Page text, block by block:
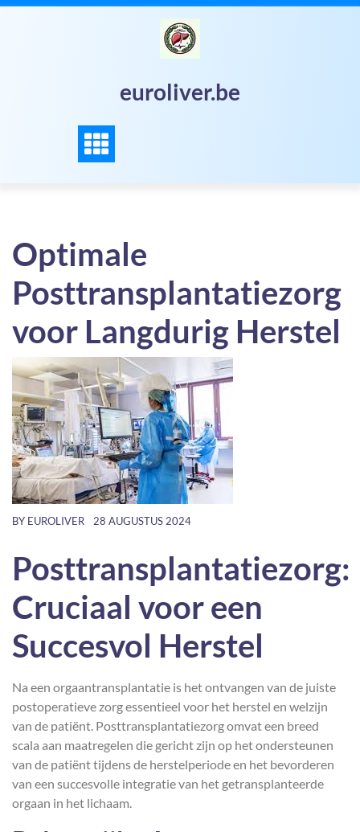
Skip
euroliver.be
Optimale
Posttransplantatiezorg
voor Langdurig Herstel
BY EUROLIVER 28 AUGUSTUS 2024
Posttransplantatiezorg:
Cruciaal voor een
Succesvol Herstel
Na een orgaantransplantatie is het ontvangen van de juiste
postoperatieve zorg essentieel voor het herstel en welzijn
van de patiënt. Posttransplantatiezorg omvat een breed
scala aan maatregelen die gericht zijn op het ondersteunen
van de patiënt tijdens de herstelperiode en het bevorderen
van een succesvolle integratie van het getransplanteerde
orgaan in het lichaam.